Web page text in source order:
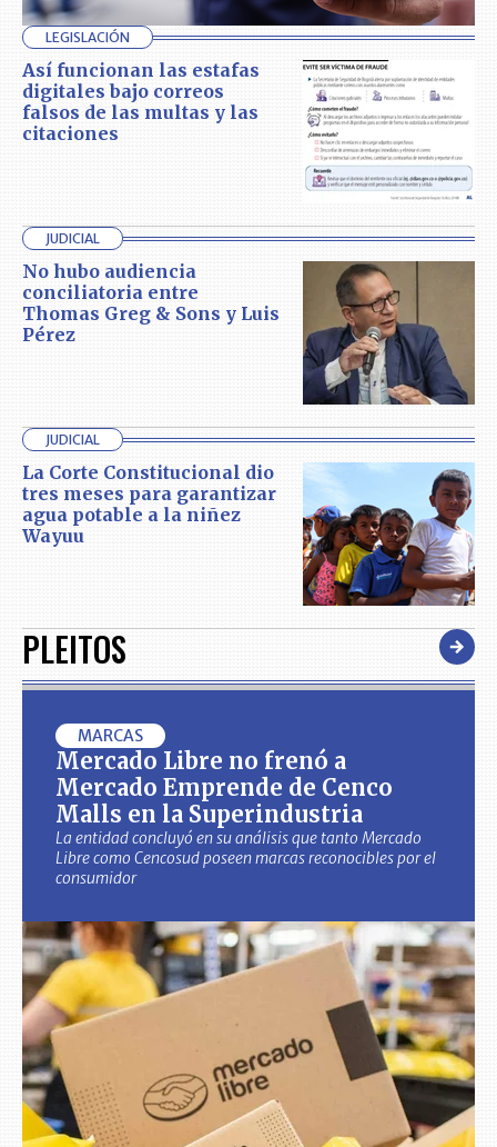
LEGISLACIÓN
Así funcionan las estafas
digitales bajo correos
falsos de las multas y las
citaciones
JUDICIAL
No hubo audiencia
conciliatoria entre
Thomas Greg & Sons y Luis
Pérez
JUDICIAL
La Corte Constitucional dio
tres meses para garantizar
agua potable a la niñez
Wayuu
PLEITOS
MARCAS
Mercado Libre no frenó a
Mercado Emprende de Cenco
Malls en la Superindustria
La entidad concluyó en su análisis que tanto Mercado
Libre como Cencosud poseen marcas reconocibles por el
consumidor